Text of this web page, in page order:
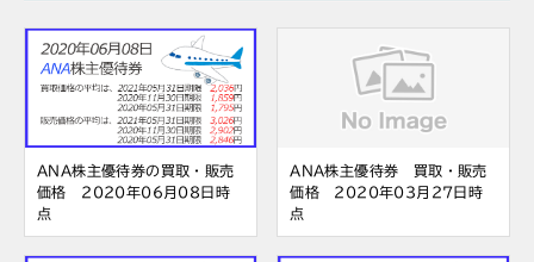
ANA株主優待券の買取・販売
価格 2020年06月08日時
点
ANA株主優待券 買取・販売
価格 2020年03月27日時
点